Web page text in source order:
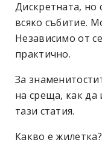
Дискретната, но
всяко събитие.
Независимо от
практично.
За
на среща, как да
тази статия.
Какво е жилетка?